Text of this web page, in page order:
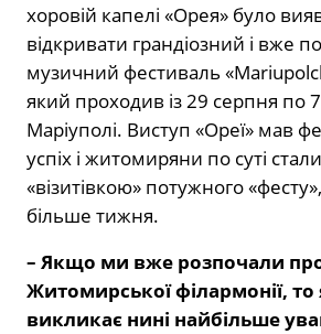
хоровій капелі «Орея» було
відкривати грандіозний і вже
музичний фестиваль
який проходив із 29 серпня по 7
Маріуполі. Виступ «Ореї» мав
успіх і житомиряни по суті
«візитівкою» потужного
більше тижня.
– Якщо ми вже розпочали
Житомирської філармонії,
викликає нині найбільше